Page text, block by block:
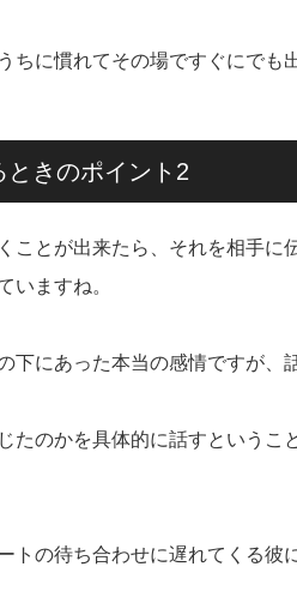
ちに慣れてその場ですぐにでも
ときのポイント2
ことが出来たら、それを相手
いますね。
下にあった本当の感情ですが、
たのかを具体的に話すという
トの待ち合わせに遅れてくる彼